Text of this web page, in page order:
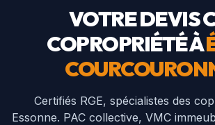
VOTRE DEVIS
COPROPRIÉTÉ À
Certifiés RGE, spécialistes des
Essonne. PAC collective, VMC